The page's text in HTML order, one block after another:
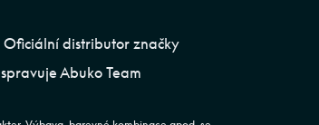
distributor značky
Abuko Team